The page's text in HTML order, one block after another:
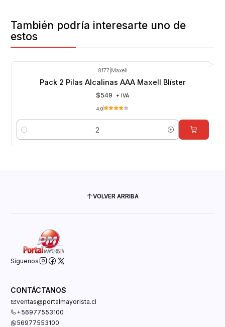
También podría interesarte uno de
estos
8177 Maxell
Pack 2 Pilas Alcalinas AAA Maxell Blíster
$549 + IVA
4.0
Cantidad
VOLVER ARRIBA
Síguenos
CONTÁCTANOS
ventas@portalmayorista.cl
+56977553100
56977553100